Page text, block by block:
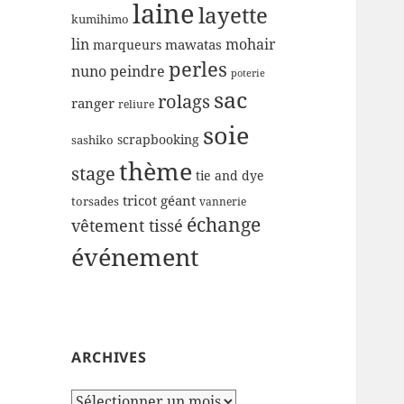
kumihimo lainelayette
lin marqueurs mawatas mohair
nunopeindre perles poterie
ranger reliure rolags sac
sashiko scrapbooking soie
stagethème tie and dye
torsades tricot géant vannerie
vêtement tissé échange
événement
ARCHIVES
Archives